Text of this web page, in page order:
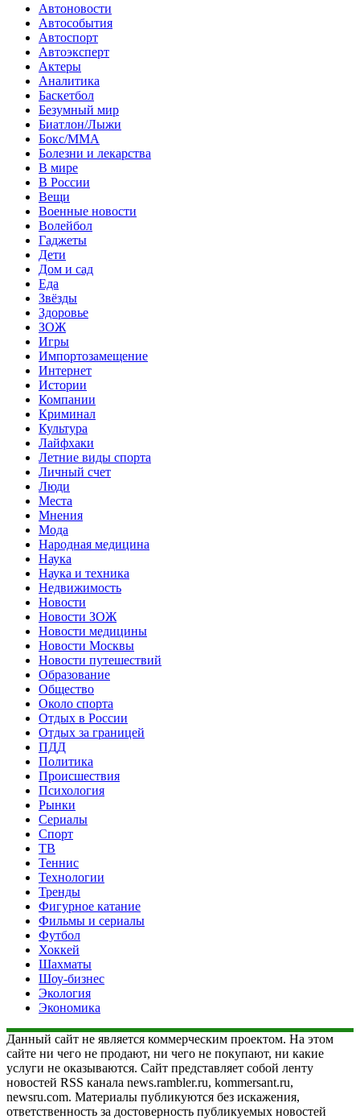
Автоновости
Автособытия
Автоспорт
Автоэксперт
Актеры
Аналитика
Баскетбол
Безумный мир
Биатлон/Лыжи
Бокс/MMA
Болезни и лекарства
В мире
В России
Вещи
Военные новости
Волейбол
Гаджеты
Дети
Дом и сад
Еда
Звёзды
Здоровье
ЗОЖ
Игры
Импортозамещение
Интернет
Истории
Компании
Криминал
Культура
Лайфхаки
Летние виды спорта
Личный счет
Люди
Места
Мнения
Мода
Народная медицина
Наука
Наука и техника
Недвижимость
Новости
Новости ЗОЖ
Новости медицины
Новости Москвы
Новости путешествий
Образование
Общество
Около спорта
Отдых в России
Отдых за границей
ПДД
Политика
Происшествия
Психология
Рынки
Сериалы
Спорт
ТВ
Теннис
Технологии
Тренды
Фигурное катание
Фильмы и сериалы
Футбол
Хоккей
Шахматы
Шоу-бизнес
Экология
Экономика
Данный сайт не является коммерческим проектом. На этом
сайте ни чего не продают, ни чего не покупают, ни какие
услуги не оказываются. Сайт представляет собой ленту
новостей RSS канала news.rambler.ru, kommersant.ru,
newsru.com. Материалы публикуются без искажения,
ответственность за достоверность публикуемых новостей